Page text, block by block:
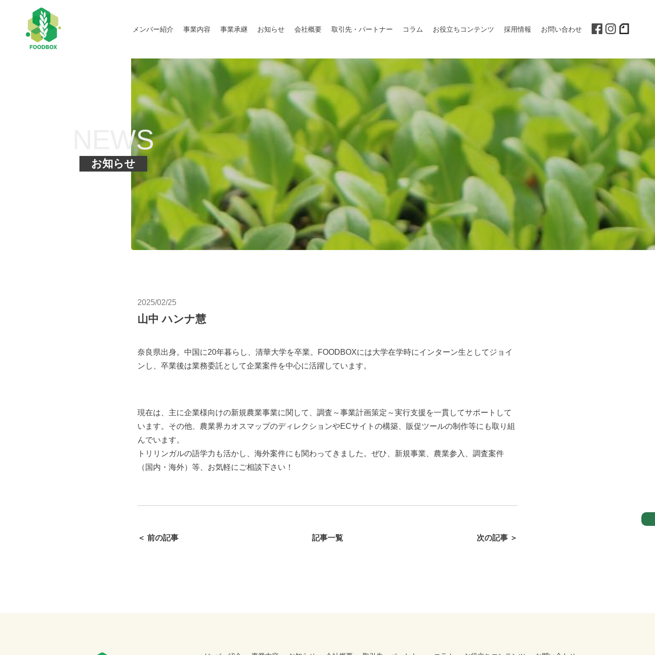
メンバー紹介 事業内容 事業承継 お知らせ 会社概要 取引先・パートナー コラム お役立ちコンテンツ 採用情報 お問い合わせ
NEWS
お知らせ
2025/02/25
山中 ハンナ慧
奈良県出身。中国に20年暮らし、清華大学を卒業。FOODBOXには大学在学時にインターン生としてジョイ
ンし、卒業後は業務委託として企業案件を中心に活躍しています。
現在は、主に企業様向けの新規農業事業に関して、調査～事業計画策定～実行支援を一貫してサポートして
います。その他、農業界カオスマップのディレクションやECサイトの構築、販促ツールの制作等にも取り組
んでいます。
トリリンガルの語学力も活かし、海外案件にも関わってきました。ぜひ、新規事業、農業参入、調査案件
（国内・海外）等、お気軽にご相談下さい！
＜ 前の記事 記事一覧 次の記事 ＞